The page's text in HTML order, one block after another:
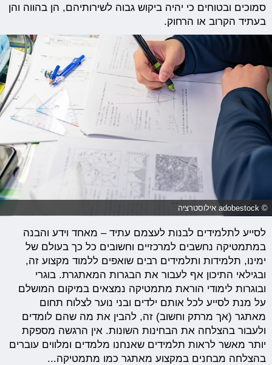
סמוכים ובטוחים כי יהיה ביקוש גבוה לשירותיהם, הן בהווה והן
בעתיד הקרוב או הרחוק.
© adobestock אילוסטרציה
לסייע לתלמידים לבנות לעצמם עתיד – מאחד וידע והבנה
במתמטיקה נחשבים למרכזיים וחשובים כל כך בעולם של
ימינו, תלמידות ותלמידים רבים שואפים ללמוד מקצוע זה,
ובגילאי התיכון אף לעבור את הבגרות המאתגרת. בוגרי
ובוגרות לימודי הוראת מתמטיקה נמצאים במיקום המושלם
על מנת לסייע לכל אותם ילדים ובני נוער לצלוח תחום
מאתגר (אך מרתק וחשוב) זה, להבין את מה שהם לומדים
ולעבור בהצלחה את הבחינות השונות. אין הרגשה מספקת
יותר מאשר לראות תלמידים שאנחנו מלמדים ומלווים עוברים
בהצלחה מבחנים במקצוע מאתגר כמו מתמטיקה...